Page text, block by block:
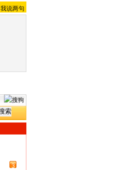
我说两句
3